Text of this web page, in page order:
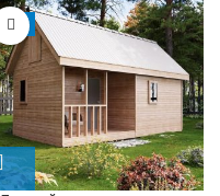
-9%